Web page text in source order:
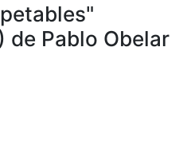
Pablo Obelar